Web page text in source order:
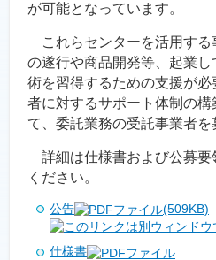
が可能となっています。
これらセンターを活用する
の遂行や商品開発等、起業
術を習得するための支援が
者に対するサポート体制の
て、委託業務の受託事業者を
詳細は仕様書および公募要
ください。
公告 (509KB)
仕様書